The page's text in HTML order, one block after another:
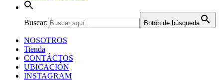
Buscar: Botón de búsqueda
NOSOTROS
Tienda
CONTÁCTOS
UBICACIÓN
INSTAGRAM